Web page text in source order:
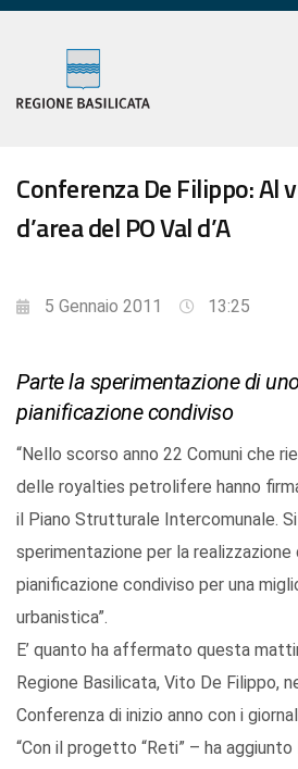
Conferenza De Filippo: Al
d’area del PO Val d’A
5 Gennaio 2011 13:25
Parte la sperimentazione di
pianificazione condiviso
“Nello scorso anno 22 Comuni che
delle royalties petrolifere hanno
il Piano Strutturale Intercomunale.
sperimentazione per la
pianificazione condiviso per una
urbanistica”.
E’ quanto ha affermato questa
Regione Basilicata, Vito De Filippo,
Conferenza di inizio anno con i
“Con il progetto “Reti” – ha